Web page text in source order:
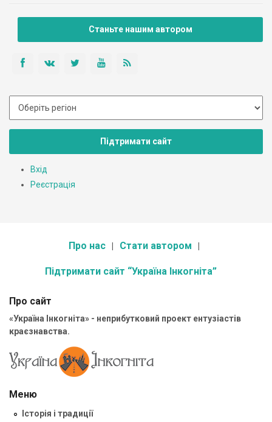
Станьте нашим автором
Підтримати сайт
Вхід
Реєстрація
Про нас Стати автором
Підтримати сайт “Україна Інкогніта”
Про сайт
«Україна Інкогніта» - неприбутковий проект ентузіастів
краєзнавства.
Меню
Історія і традиції